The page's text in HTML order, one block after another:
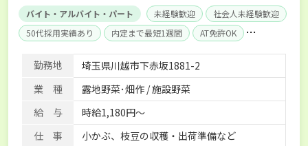
バイト・アルバイト・パート 未経験歓迎
社会人未経験歓迎
50代採用実績あり
内定まで最短1週間
AT免許OK
勤務地
埼玉県川越市下赤坂1881-2
業 種
露地野菜･畑作 / 施設野菜
給 与
時給1,180円～
仕 事
小かぶ、枝豆の収穫・出荷準備など